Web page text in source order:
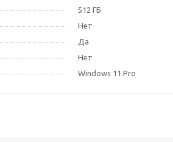
512 ГБ
Нет
Да
Нет
Windows 11 Pro